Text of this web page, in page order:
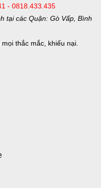
- 0818.433.435
tại các Quận: Gò Vấp, Bình
thắc mắc, khiếu nại.